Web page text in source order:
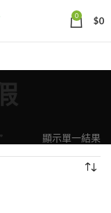
0 $0
顯示單一結果